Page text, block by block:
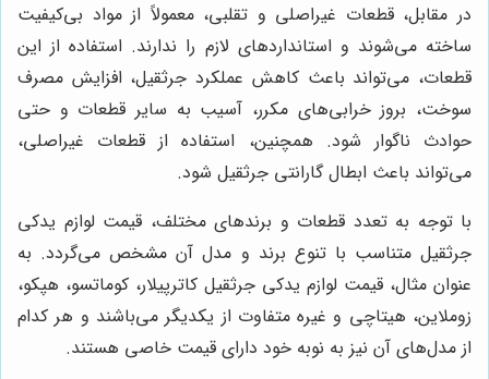
در مقابل، قطعات غیراصلی و تقلبی، معمولاً از مواد بی‌کیفیت
ساخته می‌شوند و استانداردهای لازم را ندارند. استفاده از این
قطعات، می‌تواند باعث کاهش عملکرد جرثقیل، افزایش مصرف
سوخت، بروز خرابی‌های مکرر، آسیب به سایر قطعات و حتی
حوادث ناگوار شود. همچنین، استفاده از قطعات غیراصلی،
می‌تواند باعث ابطال گارانتی جرثقیل شود.
با توجه به تعدد قطعات و برندهای مختلف، قیمت لوازم یدکی
جرثقیل متناسب با تنوع برند و مدل آن مشخص می‌گردد. به
عنوان مثال، قیمت لوازم یدکی جرثقیل کاترپیلار، کوماتسو، هپکو،
زوملاین، هیتاچی و غیره متفاوت از یکدیگر می‌باشند و هر کدام
از مدل‌های آن نیز به نوبه خود دارای قیمت خاصی هستند.